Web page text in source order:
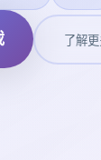
了解